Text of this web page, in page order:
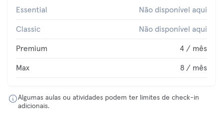
Essential Não disponível aqui
Classic Não disponível aqui
Premium 4 / mês
Max 8 / mês
Algumas aulas ou atividades podem ter limites de check-in
adicionais.